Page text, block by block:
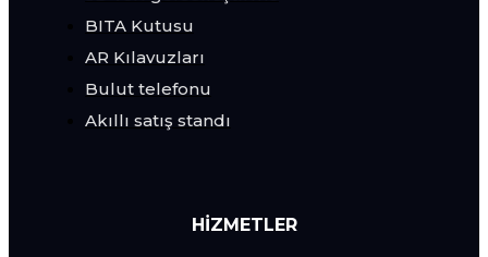
BITA Kutusu
AR Kılavuzları
Bulut telefonu
Akıllı satış standı
HİZMETLER